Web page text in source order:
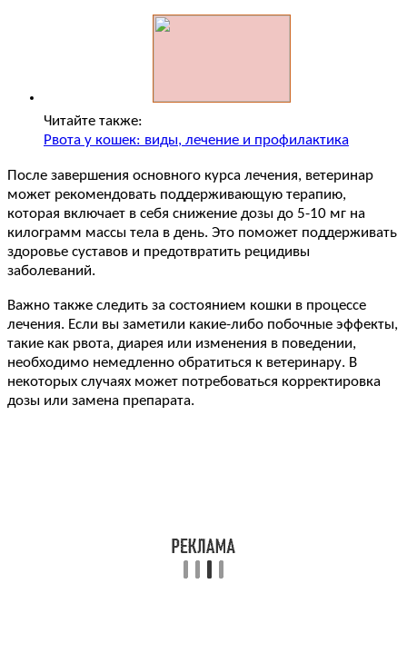
Читайте также:
Рвота у кошек: виды, лечение и профилактика
После завершения основного курса лечения, ветеринар
может рекомендовать поддерживающую терапию,
которая включает в себя снижение дозы до 5-10 мг на
килограмм массы тела в день. Это поможет поддерживать
здоровье суставов и предотвратить рецидивы
заболеваний.
Важно также следить за состоянием кошки в процессе
лечения. Если вы заметили какие-либо побочные эффекты,
такие как рвота, диарея или изменения в поведении,
необходимо немедленно обратиться к ветеринару. В
некоторых случаях может потребоваться корректировка
дозы или замена препарата.